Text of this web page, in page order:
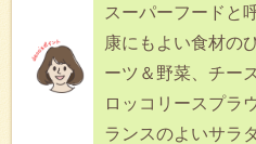
スーパーフードと
康にもよい食材の
ーツ＆野菜、チー
ロッコリースプラ
ランスのよいサラ